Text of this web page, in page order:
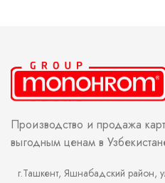
Производство и продажа
выгодным ценам в
г.Ташкент, Яшнабадский район,